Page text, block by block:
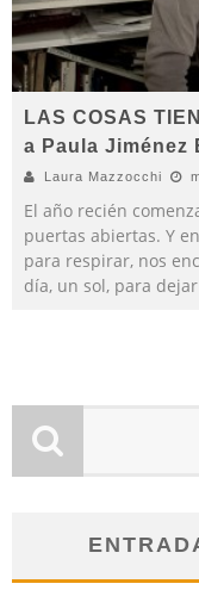
LAS COSAS
a Paula Jiménez
Laura Mazzocchi
El año recién
puertas abiertas. Y
para respirar, nos
día, un sol, para